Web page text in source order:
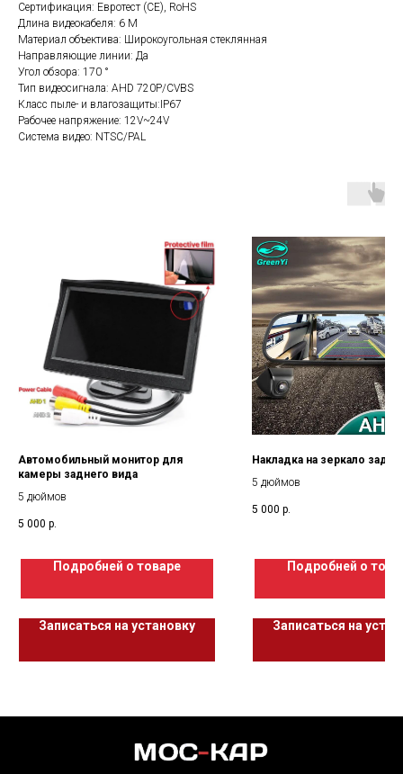
Сертификация: Евротест (СЕ), RoHS
Длина видеокабеля: 6 М
Материал объектива: Широкоугольная стеклянная
Направляющие линии: Да
Угол обзора: 170 °
Тип видеосигнала: AHD 720P/CVBS
Класс пыле- и влагозащиты:IP67
Рабочее напряжение: 12V~24V
Система видео: NTSC/PAL
Автомобильный монитор для
камеры заднего вида
5 дюймов
5 000 р.
Подробней о товаре
Записаться на установку
Накладка на зеркало
5 дюймов
5 000 р.
Подробней о
Записаться на